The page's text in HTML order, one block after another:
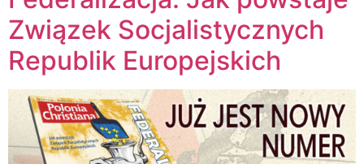
Związek Socjalistycznych
Republik Europejskich